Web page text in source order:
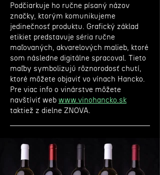
Podčiarkuje ho ručne písaný názov
značky, ktorým komunikujeme
jedinečnosť produktu. Grafický základ
etikiet predstavuje séria ručne
maľovaných, akvarelových malieb, ktoré
som následne digitálne spracoval. Tieto
maľby symbolizujú rôznorodosť chutí,
ktoré môžete objaviť vo vínach Hancko.
Pre viac info o vinárstve môžete
navštíviť web www.vinohancko.sk
taktiež z dielne ZNOVA.